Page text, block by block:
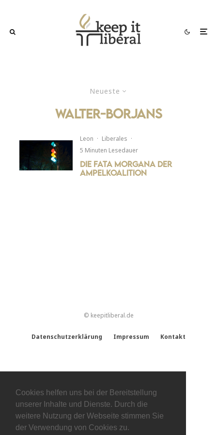
Cookies helfen uns bei der Bereitstellung
unserer Inhalte und Dienste. Durch die
weitere Nutzung der Webseite stimmen Sie
der Verwendung von Cookies zu.
Neueste
Walter-Borjans
Leon · Liberales ·
5 Minuten Lesedauer
Die Fata Morgana der
Ampelkoalition
© keepitliberal.de
Datenschutzerklärung Impressum Kontakt